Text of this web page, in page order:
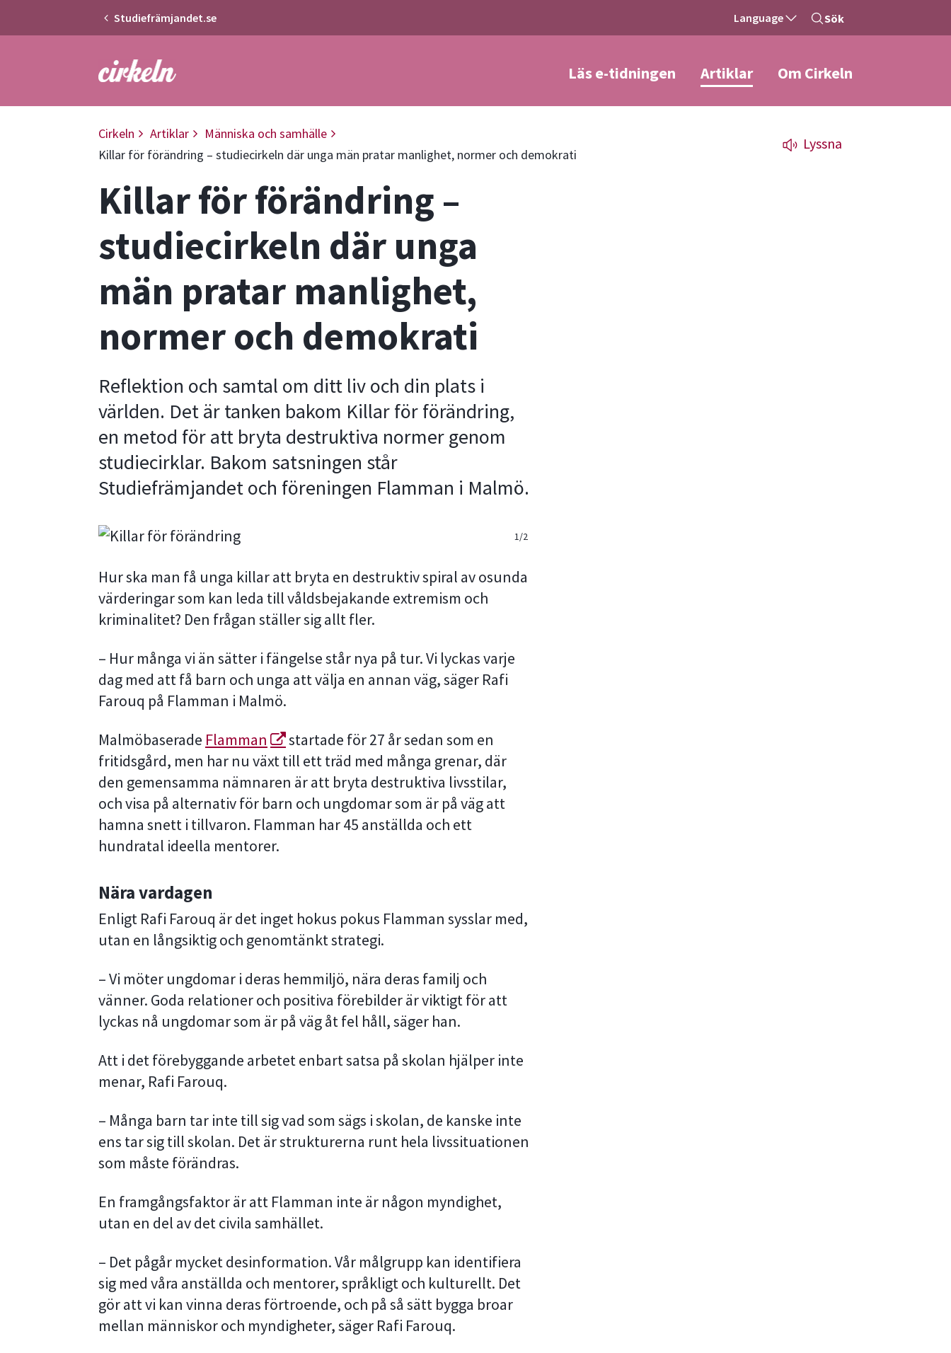
Studiefrämjandet.se Language Sök
Gå till studiefrämjandets startsida Läs e-tidningen Artiklar Om Cirkeln
Cirkeln Artiklar
Människa och samhälle
Killar för förändring – studiecirkeln där unga män pratar manlighet, normer och demokrati
Lyssna
Killar för förändring –
studiecirkeln där unga
män pratar manlighet,
normer och demokrati
Reflektion och samtal om ditt liv och din plats i
världen. Det är tanken bakom Killar för förändring,
en metod för att bryta destruktiva normer genom
studiecirklar. Bakom satsningen står
Studiefrämjandet och föreningen Flamman i Malmö.
1/2
2/2
Hur ska man få unga killar att bryta en destruktiv spiral av osunda
värderingar som kan leda till våldsbejakande extremism och
kriminalitet? Den frågan ställer sig allt fler.
– Hur många vi än sätter i fängelse står nya på tur. Vi lyckas varje
dag med att få barn och unga att välja en annan väg, säger Rafi
Farouq på Flamman i Malmö.
Malmöbaserade Flamman
startade för 27 år sedan som en
fritidsgård, men har nu växt till ett träd med många grenar, där
den gemensamma nämnaren är att bryta destruktiva livsstilar,
och visa på alternativ för barn och ungdomar som är på väg att
hamna snett i tillvaron. Flamman har 45 anställda och ett
hundratal ideella mentorer.
Nära vardagen
Enligt Rafi Farouq är det inget hokus pokus Flamman sysslar med,
utan en långsiktig och genomtänkt strategi.
– Vi möter ungdomar i deras hemmiljö, nära deras familj och
vänner. Goda relationer och positiva förebilder är viktigt för att
lyckas nå ungdomar som är på väg åt fel håll, säger han.
Att i det förebyggande arbetet enbart satsa på skolan hjälper inte
menar, Rafi Farouq.
– Många barn tar inte till sig vad som sägs i skolan, de kanske inte
ens tar sig till skolan. Det är strukturerna runt hela livssituationen
som måste förändras.
En framgångsfaktor är att Flamman inte är någon myndighet,
utan en del av det civila samhället.
– Det pågår mycket desinformation. Vår målgrupp kan identifiera
sig med våra anställda och mentorer, språkligt och kulturellt. Det
gör att vi kan vinna deras förtroende, och på så sätt bygga broar
mellan människor och myndigheter, säger Rafi Farouq.